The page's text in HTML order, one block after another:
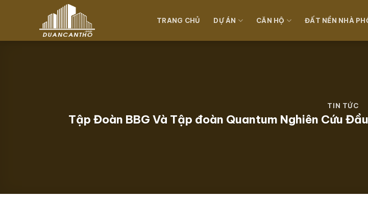
dung
TRANG CHỦ DỰ ÁN CĂN HỘ ĐẤT NỀN NHÀ
TIN TỨC
Tập Đoàn BBG Và Tập đoàn Quantum Nghiên Cứu